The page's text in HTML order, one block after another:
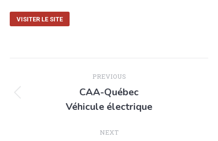
VISITER LE SITE
PREVIOUS
CAA-Québec
Véhicule électrique
NEXT